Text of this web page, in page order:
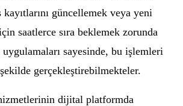
güncellemek veya yeni
saatlerce sıra beklemek zorunda
sayesinde, bu işlemleri
gerçekleştirebilmekteler.
dijital platformda